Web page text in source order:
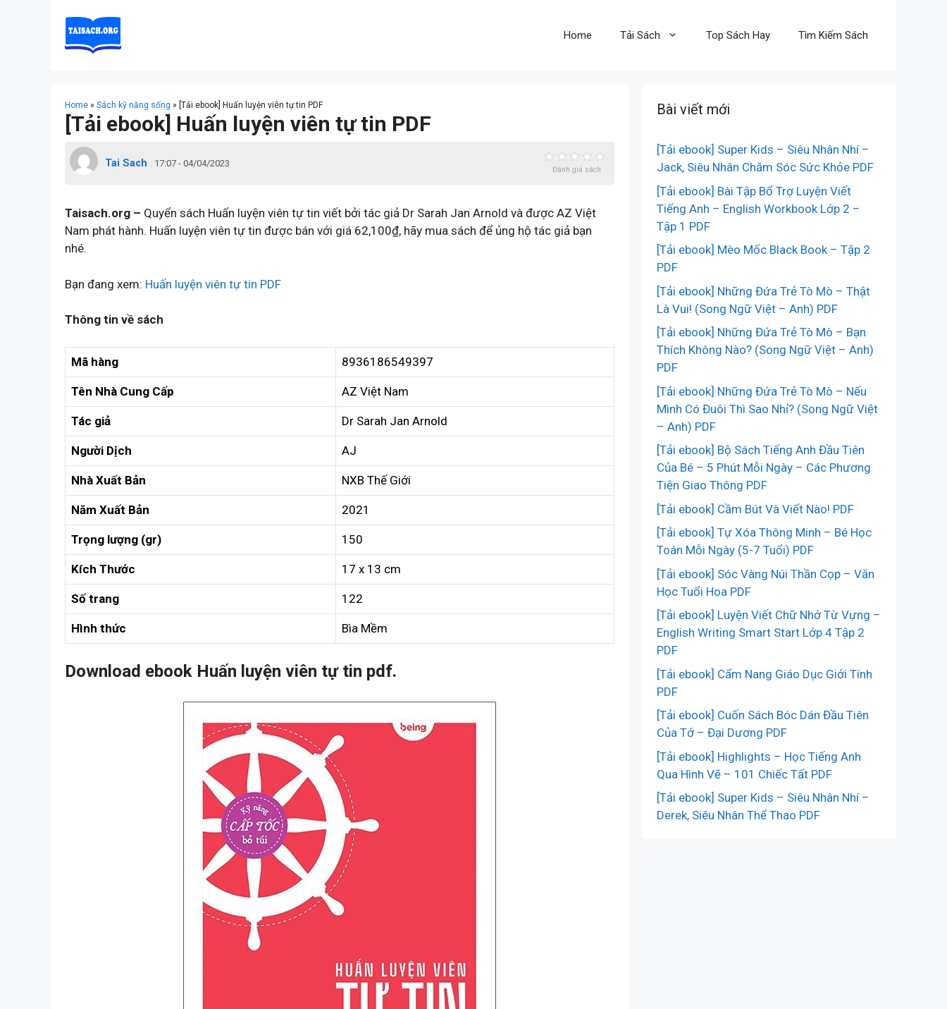
Home Tải Sách Top Sách Hay Tìm Kiếm Sách
Home » Sách kỹ năng sống » [Tải ebook] Huấn luyện viên tự tin PDF
[Tải ebook] Huấn luyện viên tự tin PDF
Tai Sach 17:07 - 04/04/2023
Đánh giá sách
Taisach.org – Quyển sách Huấn luyện viên tự tin viết bởi tác giả Dr Sarah Jan Arnold và được AZ Việt
Nam phát hành. Huấn luyện viên tự tin được bán với giá 62,100₫, hãy mua sách để ủng hộ tác giả bạn
nhé.
Bạn đang xem: Huấn luyện viên tự tin PDF
Thông tin về sách
Mã hàng 8936186549397
Tên Nhà Cung Cấp AZ Việt Nam
Tác giả Dr Sarah Jan Arnold
Người Dịch AJ
Nhà Xuất Bản NXB Thế Giới
Năm Xuất Bản 2021
Trọng lượng (gr) 150
Kích Thước 17 x 13 cm
Số trang 122
Hình thức Bìa Mềm
Download ebook Huấn luyện viên tự tin pdf.
Bài viết mới
[Tải ebook] Super Kids – Siêu Nhân Nhí –
Jack, Siêu Nhân Chăm Sóc Sức Khỏe PDF
[Tải ebook] Bài Tập Bổ Trợ Luyện Viết
Tiếng Anh – English Workbook Lớp 2 –
Tập 1 PDF
[Tải ebook] Mèo Mốc Black Book – Tập 2
PDF
[Tải ebook] Những Đứa Trẻ Tò Mò – Thật
Là Vui! (Song Ngữ Việt – Anh) PDF
[Tải ebook] Những Đứa Trẻ Tò Mò – Bạn
Thích Không Nào? (Song Ngữ Việt – Anh)
PDF
[Tải ebook] Những Đứa Trẻ Tò Mò – Nếu
Mình Có Đuôi Thì Sao Nhỉ? (Song Ngữ Việt
– Anh) PDF
[Tải ebook] Bộ Sách Tiếng Anh Đầu Tiên
Của Bé – 5 Phút Mỗi Ngày – Các Phương
Tiện Giao Thông PDF
[Tải ebook] Cầm Bút Và Viết Nào! PDF
[Tải ebook] Tự Xóa Thông Minh – Bé Học
Toán Mỗi Ngày (5-7 Tuổi) PDF
[Tải ebook] Sóc Vàng Núi Thần Cọp – Văn
Học Tuổi Hoa PDF
[Tải ebook] Luyện Viết Chữ Nhớ Từ Vựng –
English Writing Smart Start Lớp 4 Tập 2
PDF
[Tải ebook] Cẩm Nang Giáo Dục Giới Tính
PDF
[Tải ebook] Cuốn Sách Bóc Dán Đầu Tiên
Của Tớ – Đại Dương PDF
[Tải ebook] Highlights – Học Tiếng Anh
Qua Hình Vẽ – 101 Chiếc Tất PDF
[Tải ebook] Super Kids – Siêu Nhân Nhí –
Derek, Siêu Nhân Thể Thao PDF